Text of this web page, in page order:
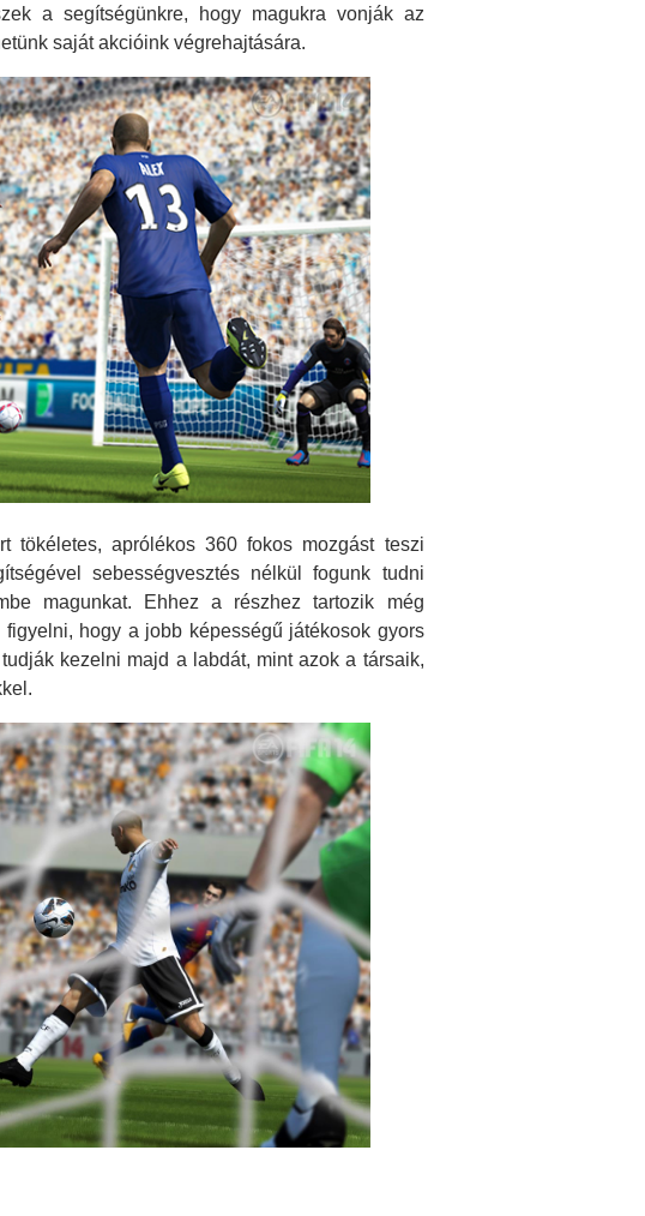
a segítségünkre, hogy magukra vonják az
saját akcióink végrehajtására.
tökéletes, aprólékos 360 fokos mozgást teszi
sebességvesztés nélkül fogunk tudni
magunkat. Ehhez a részhez tartozik még
figyelni, hogy a jobb képességű játékosok gyors
kezelni majd a labdát, mint azok a társaik,